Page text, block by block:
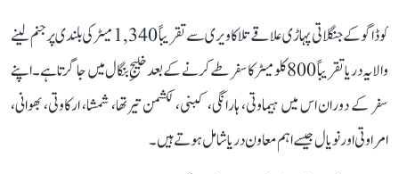
کوڈاگو کے جنگلاتی پہاڑی علاقے تلاکاویری سے تقریباً 1,340 میٹر کی بلندی پر جنم لینے
والا یہ دریا تقریباً 800 کلومیٹر کا سفر طے کرنے کے بعد خلیجِ بنگال میں جا گرتا ہے۔ اپنے
سفر کے دوران اس میں ہیماوتی، ہارانگی، کبنی، لکشمن تیرتھا، شمشا، ارکاوتی، بھوانی،
امراوتی اور نویال جیسے اہم معاون دریا شامل ہوتے ہیں۔